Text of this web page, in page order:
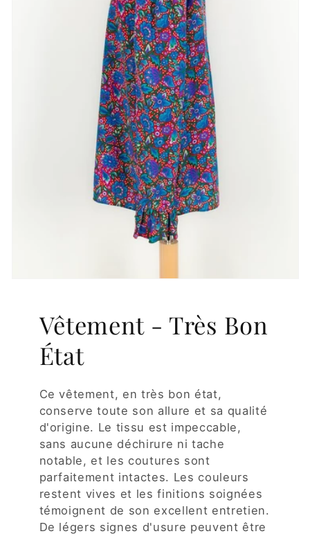
Vêtement - Très Bon
État
Ce vêtement, en très bon état,
conserve toute son allure et sa qualité
d'origine. Le tissu est impeccable,
sans aucune déchirure ni tache
notable, et les coutures sont
parfaitement intactes. Les couleurs
restent vives et les finitions soignées
témoignent de son excellent entretien.
De légers signes d'usure peuvent être